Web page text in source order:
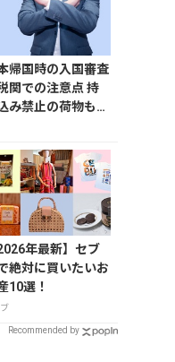
帰国時の入国審査
関での注意点 持
み禁止の荷物も解
2026年最新】セブ
絶対に買いたいお
10選！
Recommended by